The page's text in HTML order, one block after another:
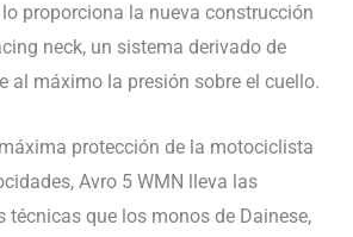
proporciona la nueva construcción
neck, un sistema derivado de
al máximo la presión sobre el cuello.
protección de la motociclista
Avro 5 WMN lleva las
técnicas que los monos de Dainese,